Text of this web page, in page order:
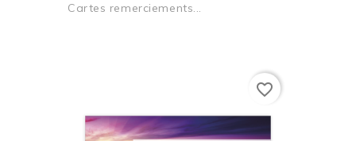
Cartes remerciements...
favorite_border